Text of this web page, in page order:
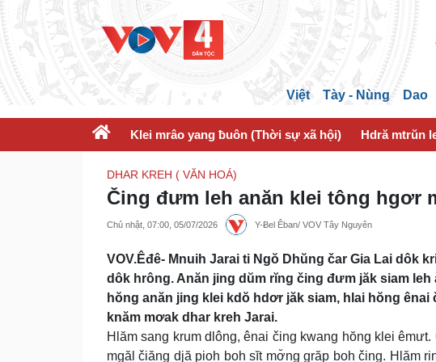
Việt Tày - Nùng Dao
Klei mrâo yang ƀuôn (Thời sự xã hội) Hdră mtrŭn
DHAR KREH ( VĂN HOÁ)
Čing đưm leh anăn klei tông hgơr
Chủ nhật, 07:00, 05/07/2026 Y-Ƀel Êban/ VOV Tây Nguyên
VOV.Êđê- Mnuih Jarai ti Ngŏ Dhŭng čar Gia Lai dôk
dôk hrông. Anăn jing dŭm rĭng čing đưm jăk siam
hŏng anăn jing klei kdŏ hdơr jăk siam, hlai hŏng
knăm mơak dhar kreh Jarai.
Hlăm sang krum dlông, ênai čing kwang hŏng klei
mgăl čiăng djă pioh boh sĭt mơ̆ng grăp boh čing. Hlăm